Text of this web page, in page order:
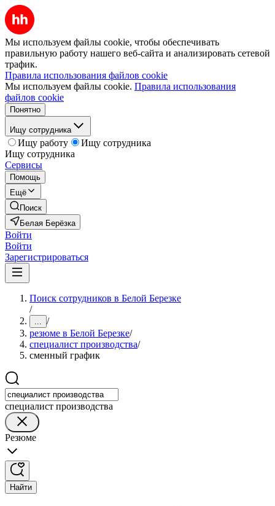
Мы используем файлы cookie, чтобы обеспечивать
правильную работу нашего веб-сайта и анализировать сетевой
трафик.
Правила использования файлов cookie
Мы используем файлы cookie. Правила использования
файлов cookie
Понятно
Ищу сотрудника
Ищу работу
Ищу сотрудника
Ищу сотрудника
Сервисы
Помощь
Ещё
Поиск
Белая Берёзка
Войти
Войти
Зарегистрироваться
Поиск сотрудников в Белой Березке
/
... /
резюме в Белой Березке/
специалист производства/
сменный график
специалист производства
Резюме
Найти